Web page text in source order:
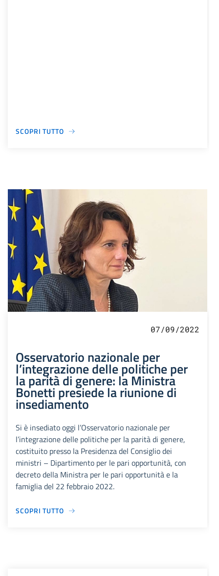
SCOPRI TUTTO
07/09/2022
Osservatorio nazionale per
l’integrazione delle politiche per
la parità di genere: la Ministra
Bonetti presiede la riunione di
insediamento
Si è insediato oggi l’Osservatorio nazionale per
l’integrazione delle politiche per la parità di genere,
costituito presso la Presidenza del Consiglio dei
ministri – Dipartimento per le pari opportunità, con
decreto della Ministra per le pari opportunità e la
famiglia del 22 febbraio 2022.
SCOPRI TUTTO